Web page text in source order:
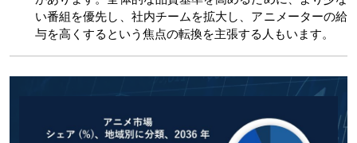
い番組を優先し、社内チームを拡大し、アニメーターの給
与を高くするという焦点の転換を主張する人もいます。